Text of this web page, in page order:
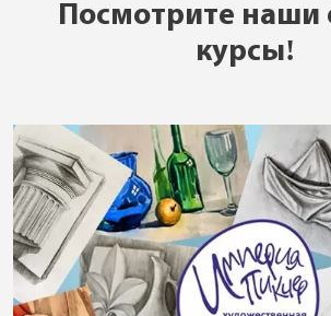
Посмотрите наши
курсы!